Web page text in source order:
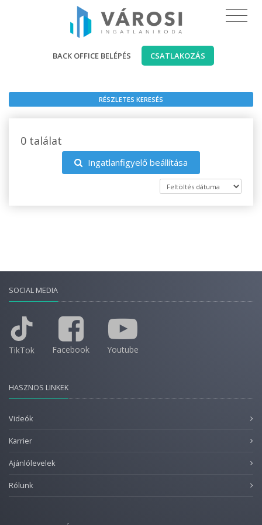
BACK OFFICE BELÉPÉS CSATLAKOZÁS
RÉSZLETES KERESÉS
0 találat
Ingatlanfigyelő beállítása
SOCIAL MEDIA
TikTok Facebook Youtube
HASZNOS LINKEK
Videók
Karrier
Ajánlólevelek
Rólunk